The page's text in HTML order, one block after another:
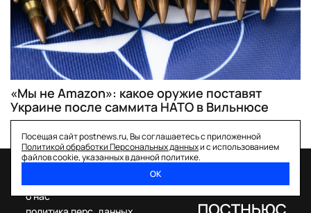
«Мы не Amazon»: какое оружие поставят
Украине после саммита НАТО в Вильнюсе
Посещая сайт postnews.ru, Вы соглашаетесь с приложенной
Политикой обработки Персональных данныхи с использованием
файлов cookie, указанных в данной политике.
ОК
о нас